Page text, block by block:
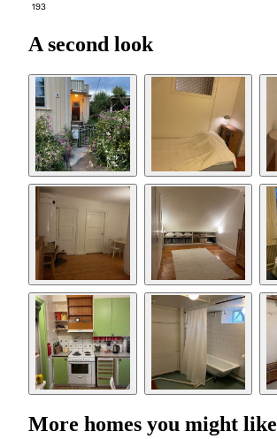
193
A second look
More homes you might like